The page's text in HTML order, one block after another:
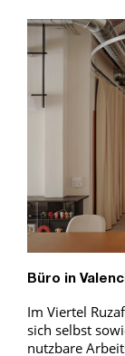
Büro in
Im Viertel
sich selbst
nutzbare